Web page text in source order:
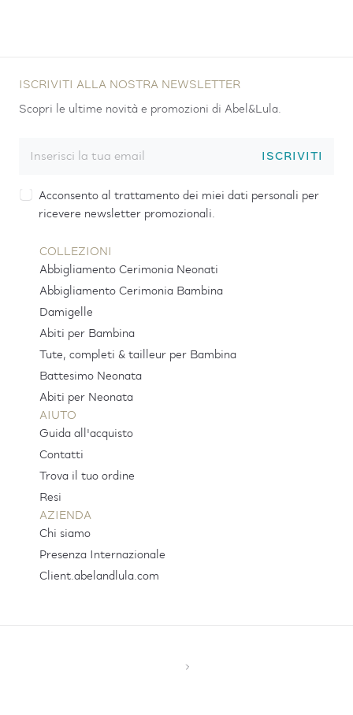
ISCRIVITI ALLA NOSTRA NEWSLETTER
Scopri le ultime novità e promozioni di Abel&Lula.
ISCRIVITI
Acconsento al trattamento dei miei dati personali per
ricevere newsletter promozionali.
COLLEZIONI
Abbigliamento Cerimonia Neonati
Abbigliamento Cerimonia Bambina
Damigelle
Abiti per Bambina
Tute, completi & tailleur per Bambina
Battesimo Neonata
Abiti per Neonata
AIUTO
Guida all'acquisto
Contatti
Trova il tuo ordine
Resi
AZIENDA
Chi siamo
Presenza Internazionale
Client.abelandlula.com